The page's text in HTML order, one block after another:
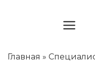
Главная »